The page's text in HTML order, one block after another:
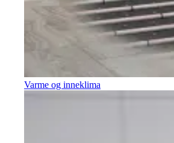
Varme og inneklima